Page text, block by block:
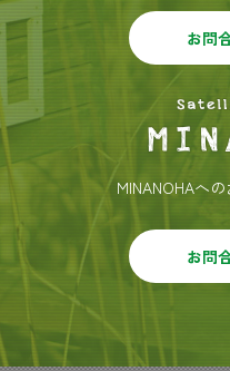
お問
MINANOHAへ
お問